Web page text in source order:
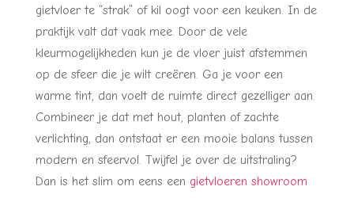
gietvloer te “strak” of kil oogt voor een keuken. In de
praktijk valt dat vaak mee. Door de vele
kleurmogelijkheden kun je de vloer juist afstemmen
op de sfeer die je wilt creëren. Ga je voor een
warme tint, dan voelt de ruimte direct gezelliger aan.
Combineer je dat met hout, planten of zachte
verlichting, dan ontstaat er een mooie balans tussen
modern en sfeervol. Twijfel je over de uitstraling?
Dan is het slim om eens een gietvloeren showroom